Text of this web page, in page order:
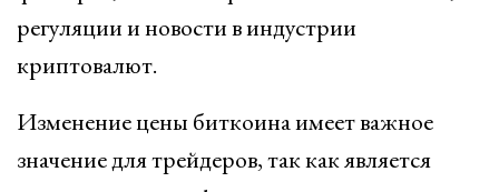
регуляции и новости в индустрии
криптовалют.
Изменение цены биткоина имеет важное
значение для трейдеров, так как является